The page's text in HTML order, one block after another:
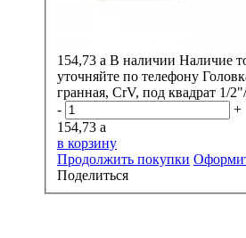
154,73 a В наличии Наличие
уточняйте по телефону
гранная, CrV, под квадрат 1/
-
+
154,73 a
в корзину
Продолжить покупки
Поделиться